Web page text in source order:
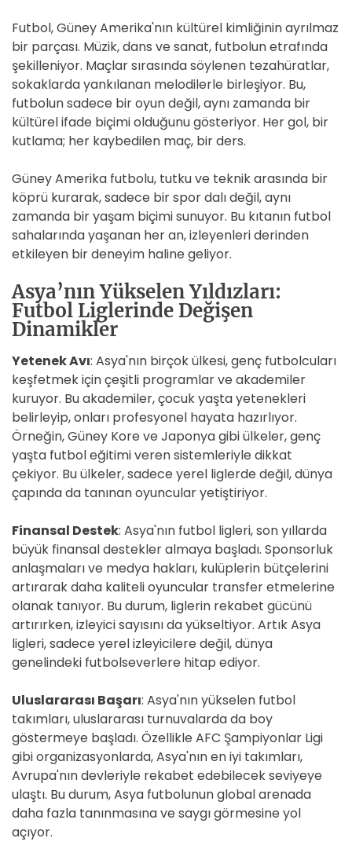
Futbol, Güney Amerika'nın kültürel kimliğinin ayrılmaz
bir parçası. Müzik, dans ve sanat, futbolun etrafında
şekilleniyor. Maçlar sırasında söylenen tezahüratlar,
sokaklarda yankılanan melodilerle birleşiyor. Bu,
futbolun sadece bir oyun değil, aynı zamanda bir
kültürel ifade biçimi olduğunu gösteriyor. Her gol, bir
kutlama; her kaybedilen maç, bir ders.
Güney Amerika futbolu, tutku ve teknik arasında bir
köprü kurarak, sadece bir spor dalı değil, aynı
zamanda bir yaşam biçimi sunuyor. Bu kıtanın futbol
sahalarında yaşanan her an, izleyenleri derinden
etkileyen bir deneyim haline geliyor.
Asya’nın Yükselen Yıldızları:
Futbol Liglerinde Değişen
Dinamikler
Yetenek Avı: Asya'nın birçok ülkesi, genç futbolcuları
keşfetmek için çeşitli programlar ve akademiler
kuruyor. Bu akademiler, çocuk yaşta yetenekleri
belirleyip, onları profesyonel hayata hazırlıyor.
Örneğin, Güney Kore ve Japonya gibi ülkeler, genç
yaşta futbol eğitimi veren sistemleriyle dikkat
çekiyor. Bu ülkeler, sadece yerel liglerde değil, dünya
çapında da tanınan oyuncular yetiştiriyor.
Finansal Destek: Asya'nın futbol ligleri, son yıllarda
büyük finansal destekler almaya başladı. Sponsorluk
anlaşmaları ve medya hakları, kulüplerin bütçelerini
artırarak daha kaliteli oyuncular transfer etmelerine
olanak tanıyor. Bu durum, liglerin rekabet gücünü
artırırken, izleyici sayısını da yükseltiyor. Artık Asya
ligleri, sadece yerel izleyicilere değil, dünya
genelindeki futbolseverlere hitap ediyor.
Uluslararası Başarı: Asya'nın yükselen futbol
takımları, uluslararası turnuvalarda da boy
göstermeye başladı. Özellikle AFC Şampiyonlar Ligi
gibi organizasyonlarda, Asya'nın en iyi takımları,
Avrupa'nın devleriyle rekabet edebilecek seviyeye
ulaştı. Bu durum, Asya futbolunun global arenada
daha fazla tanınmasına ve saygı görmesine yol
açıyor.